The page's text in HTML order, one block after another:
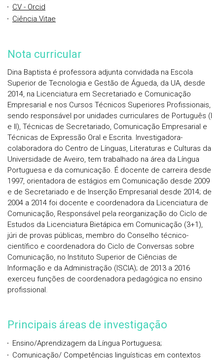
CV - Orcid
Ciência Vitae
Nota curricular
Dina Baptista é professora adjunta convidada na Escola
Superior de Tecnologia e Gestão de Águeda, da UA, desde
2014, na Licenciatura em Secretariado e Comunicação
Empresarial e nos Cursos Técnicos Superiores Profissionais,
sendo responsável por unidades curriculares de Português (I
e II), Técnicas de Secretariado, Comunicação Empresarial e
Técnicas de Expressão Oral e Escrita. Investigadora-
colaboradora do Centro de Línguas, Literaturas e Culturas da
Universidade de Aveiro, tem trabalhado na área da Língua
Portuguesa e da comunicação. É docente de carreira desde
1997, orientadora de estágios em Comunicação desde 2009
e de Secretariado e de Inserção Empresarial desde 2014; de
2004 a 2014 foi docente e coordenadora da Licenciatura de
Comunicação, Responsável pela reorganização do Ciclo de
Estudos da Licenciatura Bietápica em Comunicação (3+1),
júri de provas públicas, membro do Conselho técnico-
científico e coordenadora do Ciclo de Conversas sobre
Comunicação, no Instituto Superior de Ciências de
Informação e da Administração (ISCIA); de 2013 a 2016
exerceu funções de coordenadora pedagógica no ensino
profissional.
Principais áreas de investigação
Ensino/Aprendizagem da Língua Portuguesa;
Comunicação/ Competências linguísticas em contextos